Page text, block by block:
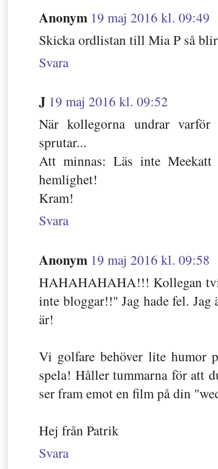
Anonym 19 maj 2016 kl. 09:49
Skicka ordlistan till Mia P så
Svara
J 19 maj 2016 kl. 09:52
När kollegorna undrar
sprutar...
Att minnas: Läs inte
hemlighet!
Kram!
Svara
Anonym 19 maj 2016 kl. 09:58
HAHAHAHAHA!!! Kollegan
inte bloggar!!" Jag hade fel.
är!
Vi golfare behöver lite humor
spela! Håller tummarna för att
ser fram emot en film på din
Hej från Patrik
Svara